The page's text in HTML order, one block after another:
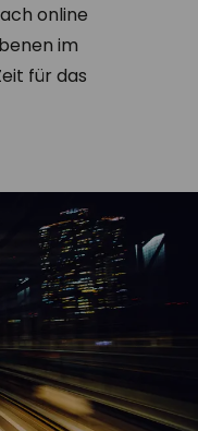
online
im
für das